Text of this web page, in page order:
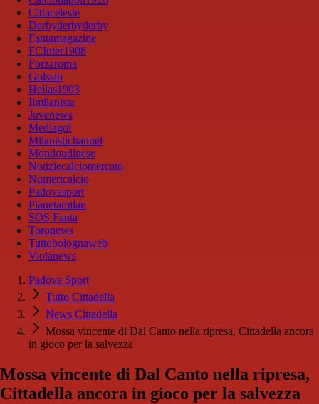
Cittaceleste
Derbyderbyderby
Fantamagazine
FCInter1908
Forzaroma
Golssip
Hellas1903
Ilmilanista
Juvenews
Mediagol
Milanistichannel
Mondoudinese
Notiziecalciomercato
Numericalcio
Padovasport
Pianetamilan
SOS Fanta
Toronews
Tuttobolognaweb
Violanews
Padova Sport
Tutto Cittadella
News Cittadella
Mossa vincente di Dal Canto nella ripresa, Cittadella ancora
in gioco per la salvezza
Mossa vincente di Dal Canto nella ripresa,
Cittadella ancora in gioco per la salvezza